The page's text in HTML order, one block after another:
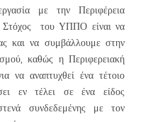
με την Περιφέρεια
Στόχος του ΥΠΠΟ είναι να
και να συμβάλλουμε στην
καθώς η Περιφερειακή
να αναπτυχθεί ένα τέτοιο
εν τέλει σε ένα είδος
στενά συνδεδεμένης με τον